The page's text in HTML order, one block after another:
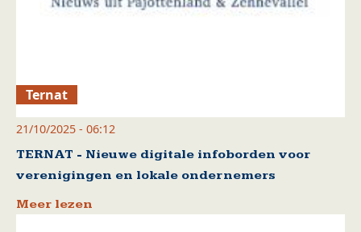
Ternat
21/10/2025 - 06:12
TERNAT - Nieuwe digitale infoborden voor
verenigingen en lokale ondernemers
Meer lezen